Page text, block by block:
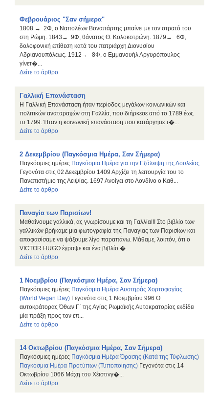
Φεβρουάριος "Σαν σήμερα"
1808 → 2Φ, ο Ναπολέων Βοναπάρτης μπαίνει με τον στρατό του
στη Ρώμη. 1843→ 9Φ, θάνατος Θ. Κολοκοτρώνη. 1879→ 6Φ,
δολοφονική επίθεση κατά του πατριάρχη Διονυσίου
Αδριανουπόλεως. 1912→ 8Φ, ο Εμμανουήλ Αργυρόπουλος
γίνετ�...
Δείτε το άρθρο
Γαλλική Επανάσταση
Η Γαλλική Επανάσταση ήταν περίοδος μεγάλων κοινωνικών και
πολιτικών αναταραχών στη Γαλλία, που διήρκεσε από το 1789 έως
το 1799. Ήταν η κοινωνική επανάσταση που κατάργησε τ�...
Δείτε το άρθρο
2 Δεκεμβρίου (Παγκόσμια Ημέρα, Σαν Σήμερα)
Παγκόσμιες ημέρες Παγκόσμια Ημέρα για την Εξάλειψη της Δουλείας
Γεγονότα στις 02 Δεκεμβρίου 1409 Αρχίζει τη λειτουργία του το
Πανεπιστήμιο της Λειψίας. 1697 Ανοίγει στο Λονδίνο ο Καθ...
Δείτε το άρθρο
Παναγία των Παρισίων!
Μαθαίνουμε γαλλικά, ας γνωρίσουμε και τη Γαλλία!!! Στο βιβλίο των
γαλλικών βρήκαμε μια φωτογραφία της Παναγίας των Παρισίων και
αποφασίσαμε να ψάξουμε λίγο παραπάνω. Μάθαμε, λοιπόν, ότι ο
VICTOR HUGO έγραψε και ένα βιβλίο �...
Δείτε το άρθρο
1 Νοεμβρίου (Παγκόσμια Ημέρα, Σαν Σήμερα)
Παγκόσμιες ημέρες Παγκόσμια Ημέρα Αυστηράς Χορτοφαγίας
(World Vegan Day) Γεγονότα στις 1 Νοεμβρίου 996 Ο
αυτοκράτορας Όθων Γ΄ της Αγίας Ρωμαϊκής Αυτοκρατορίας εκδίδει
μία πράξη προς τον επ...
Δείτε το άρθρο
14 Οκτωβρίου (Παγκόσμια Ημέρα, Σαν Σήμερα)
Παγκόσμιες ημέρες Παγκόσμια Ημέρα Όρασης (Κατά της Τύφλωσης)
Παγκόσμια Ημέρα Προτύπων (Τυποποίησης) Γεγονότα στις 14
Οκτωβρίου 1066 Μάχη του Χέιστινγ�...
Δείτε το άρθρο